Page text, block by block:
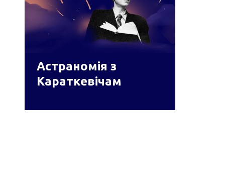
Астраномія з
Караткевічам